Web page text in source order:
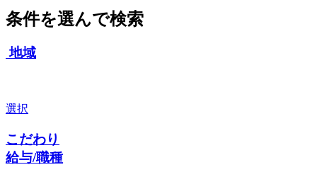
条件を選んで検索
地域
選択
こだわり
給与/職種